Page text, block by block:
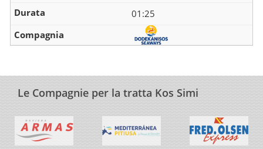
01:25
Le Compagnie per la tratta Kos Simi